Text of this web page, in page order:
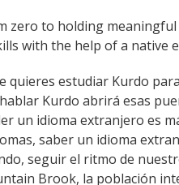
zero to holding
with the help of a native
quieres estudiar Kurdo
Kurdo abrirá esas
un idioma extranjero es
saber un idioma
seguir el ritmo de
Brook, la población